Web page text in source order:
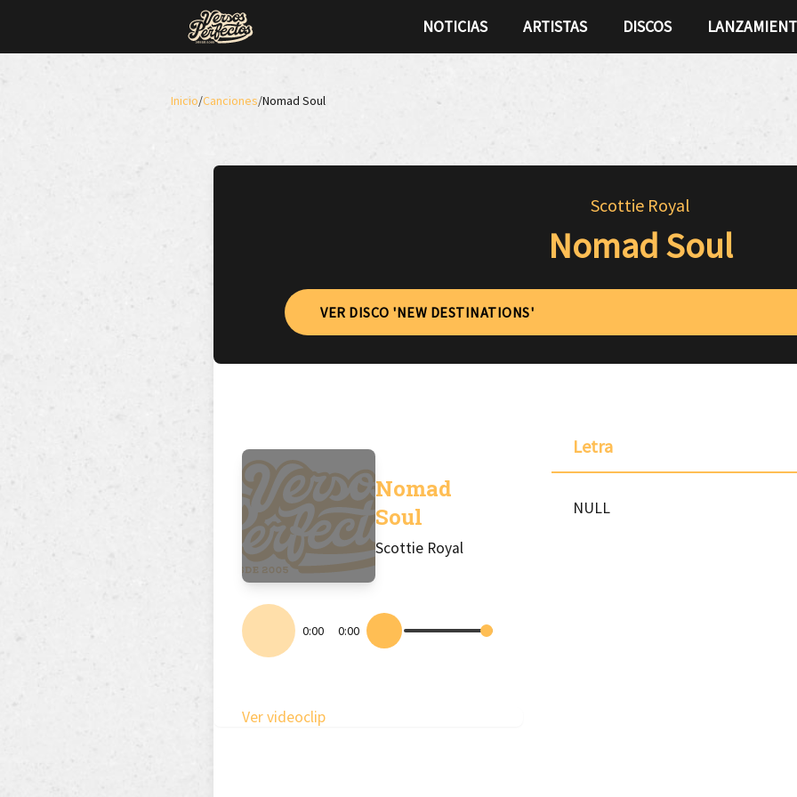
NOTICIAS ARTISTAS DISCOS
Inicio/Canciones/Nomad Soul
Scottie Royal
Nomad Soul
VER DISCO 'NEW DESTINATIONS'
Nomad
Soul
Scottie Royal
0:00 0:00
Ver videoclip
Letra
NULL